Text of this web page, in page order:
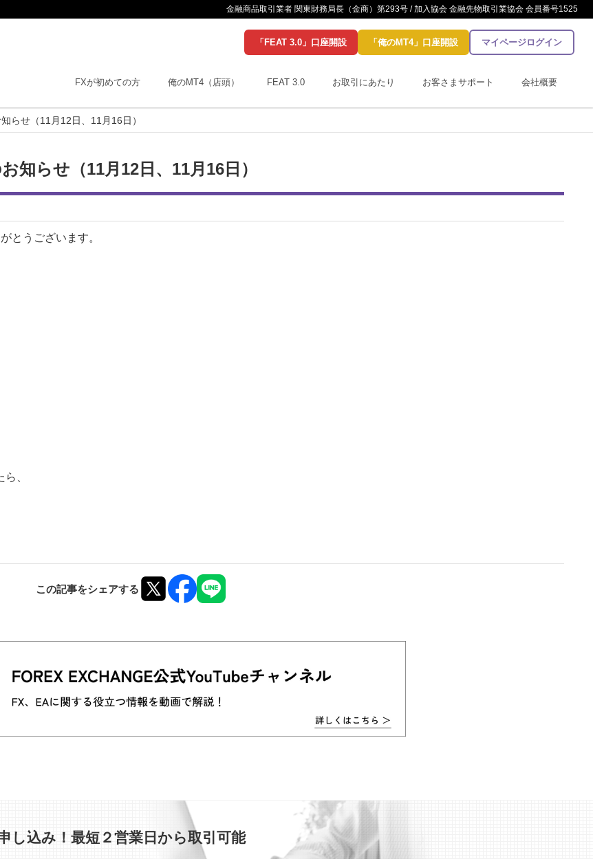
金融商品取引業者 関東財務局長（金商）第293号 / 加入協会 金融先物取引業協会 会員番号1525
「FEAT 3.0」口座開設 「俺のMT4」口座開設 マイページログイン
FXが初めての方 俺のMT4（店頭） FEAT 3.0 お取引にあたり お客さまサポート 会社概要
らせ（11月12日、11月16日）
らせ（11月12日、11月16日）
とうございます。
、
この記事をシェアする
し込み！最短２営業日から取引可能